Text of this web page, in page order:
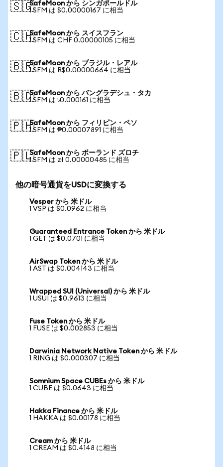
🇸🇬SafeMoon から シンガポールドル
1 SFM は $0.00000167 に相当
🇨🇭SafeMoon から スイスフラン
1 SFM は CHF 0.00000105 に相当
🇧🇷SafeMoon から ブラジル・レアル
1 SFM は R$0.00000664 に相当
🇧🇩SafeMoon から バングラデシュ・タカ
1 SFM は ৳0.000161 に相当
🇵🇭SafeMoon から フィリピン・ペソ
1 SFM は ₱0.00007891 に相当
🇵🇱SafeMoon から ポーランド ズロチ
1 SFM は zł 0.00000485 に相当
他の暗号通貨をUSDに変換する
Vesper から 米ドル
1 VSP は $0.0962 に相当
Guaranteed Entrance Token から 米ドル
1 GET は $0.0701 に相当
AirSwap Token から 米ドル
1 AST は $0.004143 に相当
Wrapped SUI (Universal) から 米ドル
1 USUI は $0.9613 に相当
Fuse Token から 米ドル
1 FUSE は $0.002853 に相当
Darwinia Network Native Token から 米ドル
1 RING は $0.000307 に相当
Somnium Space CUBEs から 米ドル
1 CUBE は $0.0643 に相当
Hakka Finance から 米ドル
1 HAKKA は $0.00178 に相当
Cream から 米ドル
1 CREAM は $0.4148 に相当